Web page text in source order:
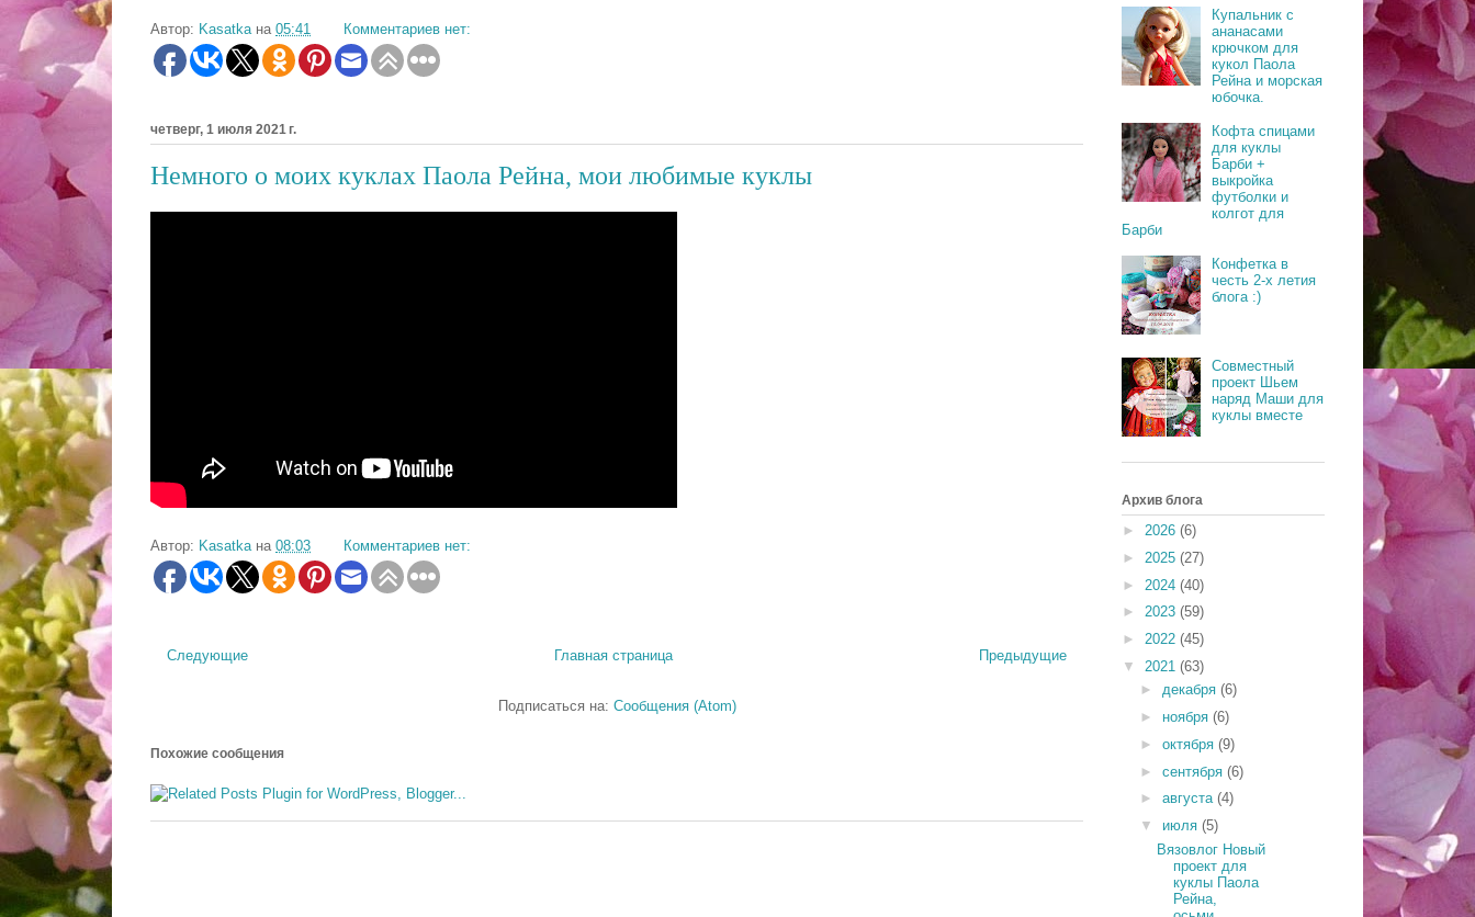
Автор: Kasatka на 05:41 Комментариев нет:
четверг, 1 июля 2021 г.
Немного о моих куклах Паола Рейна, мои любимые куклы
Автор: Kasatka на 08:03 Комментариев нет:
Следующие Предыдущие
Главная страница
Подписаться на: Сообщения (Atom)
Похожие сообщения
Купальник с
ананасами
крючком для
кукол Паола
Рейна и морская
юбочка.
Кофта спицами
для куклы
Барби +
выкройка
футболки и
колгот для
Барби
Конфетка в
честь 2-х летия
блога :)
Совместный
проект Шьем
наряд Маши для
куклы вместе
Архив блога
► 2026 (6)
► 2025 (27)
► 2024 (40)
► 2023 (59)
► 2022 (45)
▼ 2021 (63)
► декабря (6)
► ноября (6)
► октября (9)
► сентября (6)
► августа (4)
▼ июля (5)
Вязовлог Новый
проект для
куклы Паола
Рейна,